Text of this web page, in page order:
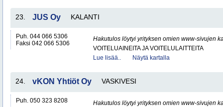
23. JUS Oy KALANTI
Puh. 044 066 5306
Faksi 042 066 5306
Hakutulos löytyi yrityksen omien www-sivujen
VOITELUAINEITA JA VOITELULAITTEITA
Lue lisää..
Näytä kartalla
24. vKON Yhtiöt Oy VASKIVESI
Puh. 050 323 8208
Hakutulos löytyi yrityksen omien www-sivujen